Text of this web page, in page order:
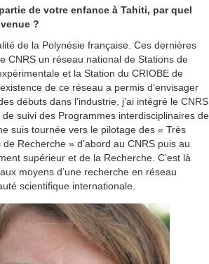
de votre enfance à Tahiti, par quel
?
de la Polynésie française. Ces dernières
CNRS un réseau national de Stations de
et la Station du CRIOBE de
de ce réseau a permis d’envisager
débuts dans l’industrie, j’ai intégré le CNRS
suivi des Programmes interdisciplinaires de
suis tournée vers le pilotage des « Très
Recherche » d’abord au CNRS puis au
supérieur et de la Recherche. C’est là
moyens d’une recherche en réseau
scientifique internationale.